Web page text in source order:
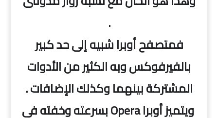
.
فمتصفح أوبرا شبيه إلى حد كبير
بالفيرفوكس وبه الكثير من الأدوات
المشتركة بينهما وكذلك الإضافات .
ويتميز أوبراOperaبسرعته وخفته فى